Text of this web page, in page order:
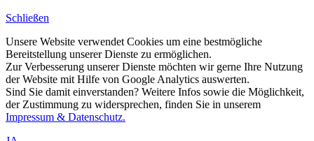
Schließen
Unsere Website verwendet Cookies um eine bestmögliche
Bereitstellung unserer Dienste zu ermöglichen.
Zur Verbesserung unserer Dienste möchten wir gerne Ihre Nutzung
der Website mit Hilfe von Google Analytics auswerten.
Sind Sie damit einverstanden? Weitere Infos sowie die Möglichkeit,
der Zustimmung zu widersprechen, finden Sie in unserem
Impressum & Datenschutz.